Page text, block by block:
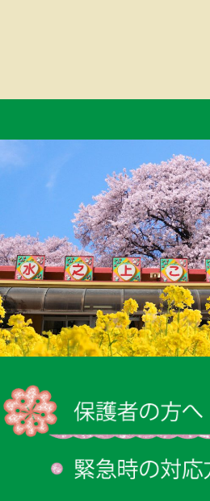
ー
シ
ン